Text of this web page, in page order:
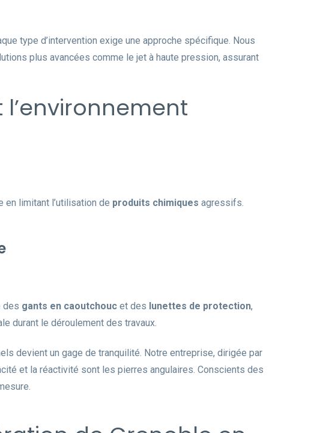
type d’intervention exige une approche spécifique. Nous
plus avancées comme le jet à haute pression, assurant
en limitant l’utilisation de produits chimiques agressifs.
des gants en caoutchouc et des lunettes de protection,
durant le déroulement des travaux.
devient un gage de tranquilité. Notre entreprise, dirigée par
et la réactivité sont les pierres angulaires. Conscients des